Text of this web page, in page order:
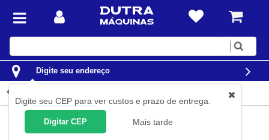
Digite
Digite seu endereço
Digite seu CEP para ver custos e prazo de entrega.
Digitar CEP Mais tarde
Limpeza Lavadoras de Alta Pressão Residenciais